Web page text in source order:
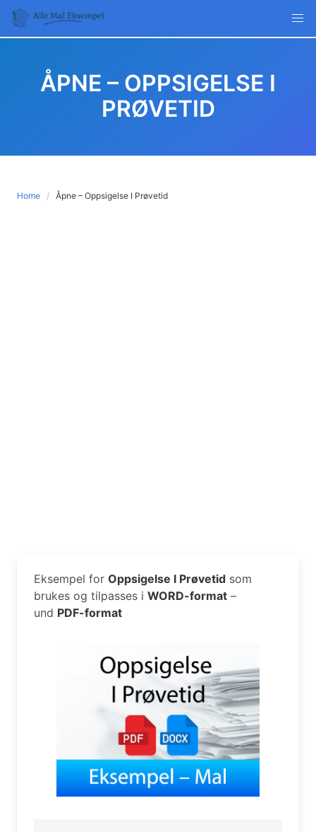
Skip
content
ÅPNE – OPPSIGELSE I
PRØVETID
Home Åpne – Oppsigelse I Prøvetid
Eksempel for Oppsigelse I Prøvetid som
brukes og tilpasses i WORD-format –
und PDF-format